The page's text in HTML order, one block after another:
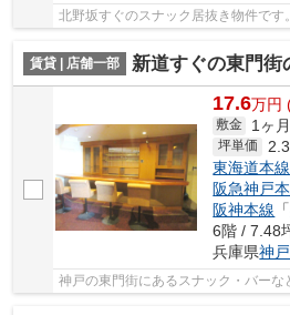
北野坂すぐのスナック居抜き物件です。
賃貸 | 店舗一部 新道すぐの東門街のス
17.6万円
敷金 1ヶ月
坪単価
東海道本線
阪急神戸
阪神本線 「
6階 / 7.48
兵庫県神
神戸の東門街にあるスナック・バーな